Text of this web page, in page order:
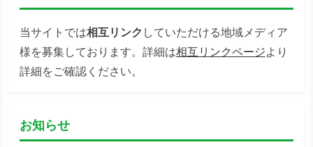
当サイトでは相互リンク していただける地域メディア
様を募集しております。詳細は相互リンクページより
詳細をご確認ください。
お知らせ